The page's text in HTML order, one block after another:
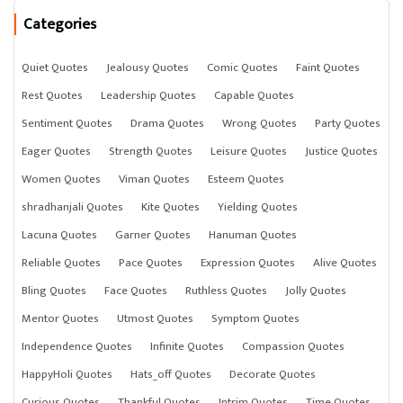
અભિજિત મુહુર્ત : 11:46 am – 12:31 pm
અમૃત કાલ : 09:07 pm – 10:41 pm
આનંદાદિ યોગ : 03:00 am પદ્મ
અશુભ સમય
રાહુ કાળ : 4:14 pm – 5:31 pm
યમગંડ : 12:24 pm – 1:41 pm
વર્જ્ય : 11:43 am – 13:17 pm
ગુલિક : 2:57 pm – 4:14 pm
દુર્મુહુર્ત : 1. 04:09 pm – 04:50 pm AP
Categories
Quiet Quotes Jealousy Quotes Comic Quotes
Faint Quotes
Rest Quotes
Leadership Quotes
Capable Quotes
Sentiment Quotes
Drama Quotes Wrong Quotes
Party Quotes
Eager Quotes
Strength Quotes Leisure Quotes
Justice Quotes
Women Quotes
Viman Quotes
Esteem Quotes
shradhanjali Quotes
Kite Quotes
Yielding Quotes
Lacuna Quotes
Garner Quotes
Hanuman Quotes
Reliable Quotes
Pace Quotes Expression Quotes
Alive Quotes
Bling Quotes
Face Quotes Ruthless Quotes
Jolly Quotes
Mentor Quotes
Utmost Quotes
Symptom Quotes
Independence Quotes
Infinite Quotes
Compassion Quotes
HappyHoli Quotes
Hats_off Quotes
Decorate Quotes